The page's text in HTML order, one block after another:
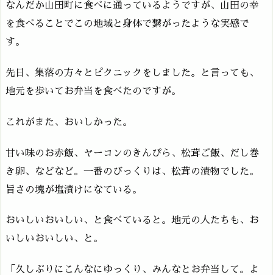
なんだか山田町に食べに通っているようですが、山田の幸
を食べることでこの地域と身体で繋がったような実感で
す。
先日、集落の方々とピクニックをしました。と言っても、
地元を歩いてお弁当を食べたのですが。
これがまた、おいしかった。
甘い味のお赤飯、ヤーコンのきんぴら、松茸ご飯、だし巻
き卵、などなど。一番のびっくりは、松茸の漬物でした。
旨さの塊が塩漬けになている。
おいしいおいしい、と食べていると。地元の人たちも、お
いしいおいしい、と。
「久しぶりにこんなにゆっくり、みんなとお弁当して。よ